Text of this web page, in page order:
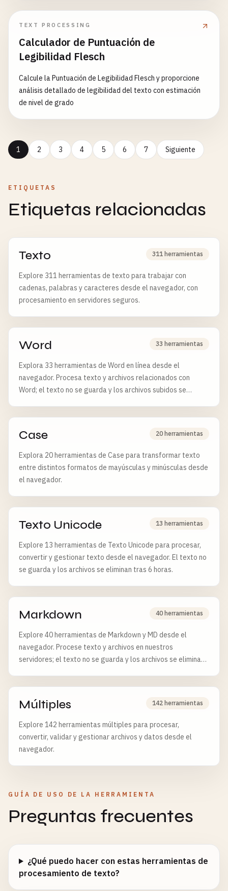
TEXT PROCESSING
Calculador de Puntuación de
Legibilidad Flesch
Calcule la Puntuación de Legibilidad Flesch y proporcione
análisis detallado de legibilidad del texto con estimación
de nivel de grado
1 2 3 4 5 6 7 Siguiente
ETIQUETAS
Etiquetas relacionadas
Texto 311 herramientas
Explore 311 herramientas de texto para trabajar con
cadenas, palabras y caracteres desde el navegador, con
procesamiento en servidores seguros.
Word 33 herramientas
Explora 33 herramientas de Word en línea desde el
navegador. Procesa texto y archivos relacionados con
Word; el texto no se guarda y los archivos subidos se
Case 20 herramientas
Explora 20 herramientas de Case para transformar texto
entre distintos formatos de mayúsculas y minúsculas desde
el navegador.
Texto Unicode 13 herramientas
Explore 13 herramientas de Texto Unicode para procesar,
convertir y gestionar texto desde el navegador. El texto no
se guarda y los archivos se eliminan tras 6 horas.
Markdown 40 herramientas
Explore 40 herramientas de Markdown y MD desde el
navegador. Procese texto y archivos en nuestros
servidores; el texto no se guarda y los archivos se eliminan
Múltiples 142 herramientas
Explore 142 herramientas múltiples para procesar,
convertir, validar y gestionar archivos y datos desde el
navegador.
GUÍA DE USO DE LA HERRAMIENTA
Preguntas frecuentes
¿Qué puedo hacer con estas herramientas de
procesamiento de texto?